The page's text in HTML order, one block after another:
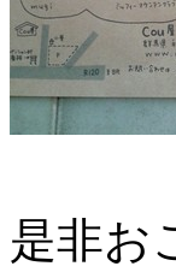
是非お